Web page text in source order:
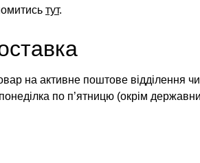
тут.
на активне поштове відділення
по п’ятницю (окрім